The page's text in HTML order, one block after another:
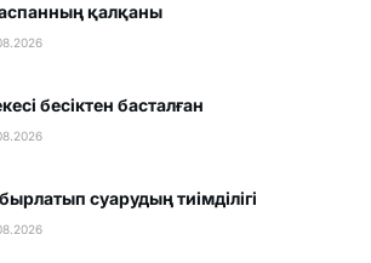
қалқаны
бесіктен басталған
суарудың тиімділігі